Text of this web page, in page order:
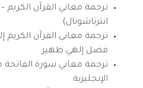
ترجمة معاني القرآن الكريم
انترناشونال)
ترجمة معاني القرآن الكريم
فضل إلهي ظهير
ترجمة معاني سورة الفاتحة
الإنجليزية